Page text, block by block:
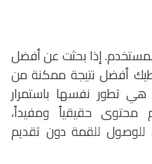
إذا بحثت عن أفضل
أفضل نتيجة ممكنة من
هي تطور نفسها باستمرار
محتوى حقيقياً ومفيداً،
للوصول للقمة دون تقديم